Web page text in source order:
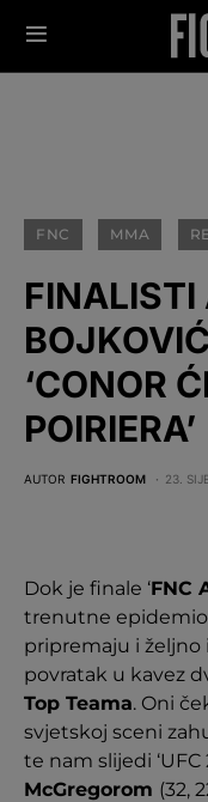
FNC MMA
FINALISTI
‘CONOR
POIRIERA’
AUTOR FIGHTROOM 23.
Dok je finale ‘FNC
trenutne
pripremaju i željno
povratak u kavez
Top Teama. Oni
svjetskoj sceni
te nam slijedi ‘UFC
McGregorom (32,